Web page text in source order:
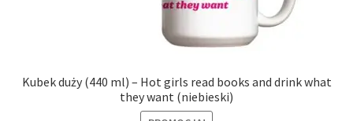
Kubek duży (440 ml) – Hot girls read books and drink what
they want (niebieski)